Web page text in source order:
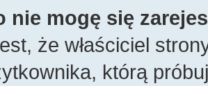
nie mogę się
że właściciel
którą